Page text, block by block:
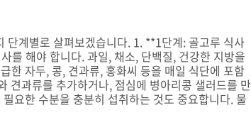
단계별로 살펴보겠습니다. 1. **1단계: 골고루 식사
를 해야 합니다. 과일, 채소, 단백질, 건강한 지방을
한 자두, 콩, 견과류, 홍화씨 등을 매일 식단에 포함
견과류를 추가하거나, 점심에 병아리콩 샐러드를 만
요한 수분을 충분히 섭취하는 것도 중요합니다. 물